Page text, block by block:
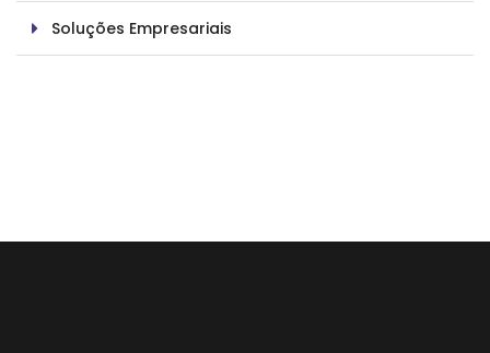
Soluções Empresariais